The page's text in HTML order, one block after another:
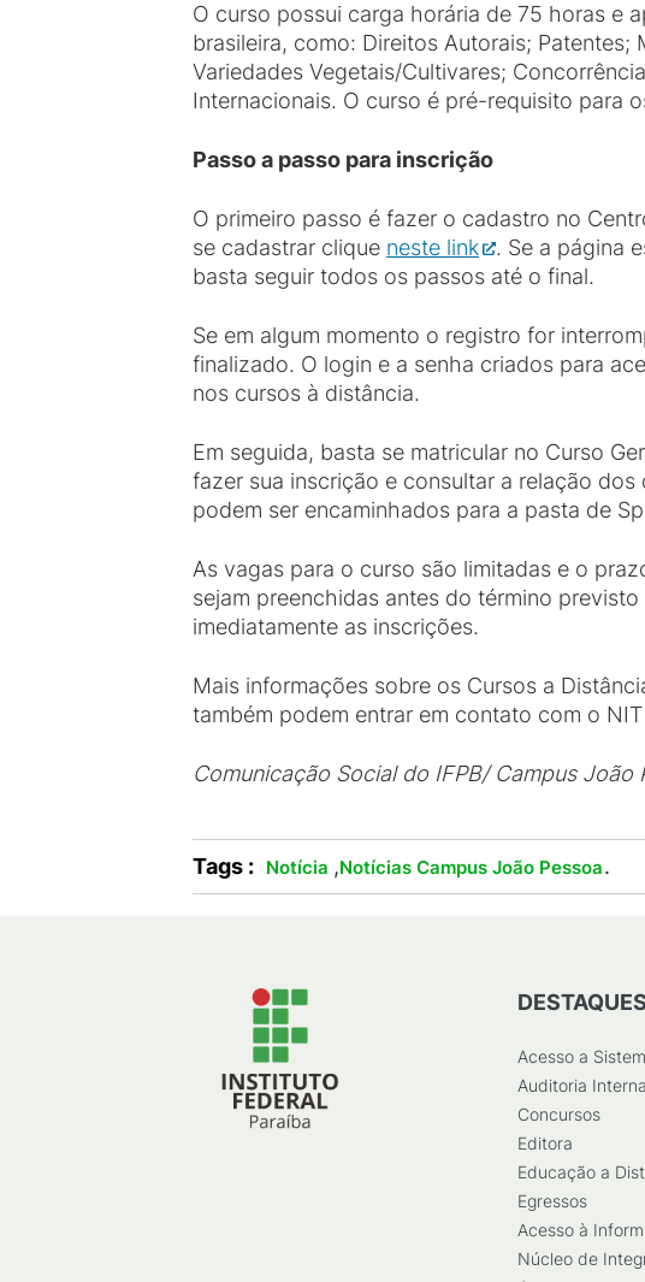
O curso possui carga horária de 75 horas e
brasileira, como: Direitos Autorais;
Variedades Vegetais/Cultivares;
Internacionais. O curso é pré-requisito para
Passo a passo para inscrição
O primeiro passo é fazer o cadastro no
se cadastrar clique neste link
. Se a página
basta seguir todos os passos até o final.
Se em algum momento o registro for
finalizado. O login e a senha criados para
nos cursos à distância.
Em seguida, basta se matricular no Curso
fazer sua inscrição e consultar a relação
podem ser encaminhados para a pasta de
As vagas para o curso são limitadas e o
sejam preenchidas antes do término
imediatamente as inscrições.
Mais informações sobre os Cursos a
também podem entrar em contato com o
Comunicação Social do IFPB/ Campus João
Tags : Notícia ,Notícias Campus João Pessoa.
DESTAQUES
Acesso a
Auditoria Interna
Concursos
Editora
Educação a
Egressos
Acesso à
Núcleo de